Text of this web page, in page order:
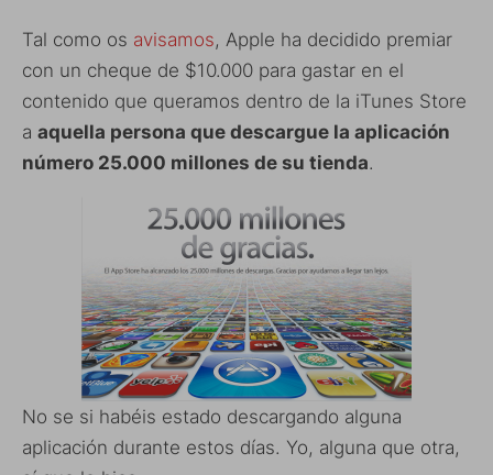
Tal como os avisamos, Apple ha decidido premiar
con un cheque de $10.000 para gastar en el
contenido que queramos dentro de la iTunes Store
a aquella persona que descargue la aplicación
número 25.000 millones de su tienda.
No se si habéis estado descargando alguna
aplicación durante estos días. Yo, alguna que otra,